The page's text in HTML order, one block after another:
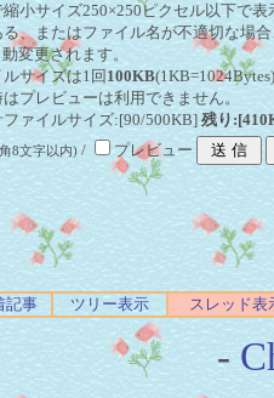
小サイズ250×250ピクセル以下で表
、またはファイル名が不適切な場
更されます。
サイズは1回 100KB
プレビューは利用できません。
ファイルサイズ:[90/500KB]残り
8文字以内) / プレビュー
記事 ツリー表示 スレッド表
-